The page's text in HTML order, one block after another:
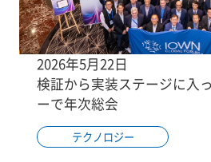
2026年5月22日
検証から実装ステージに入
ーで年次総会
テクノロジー